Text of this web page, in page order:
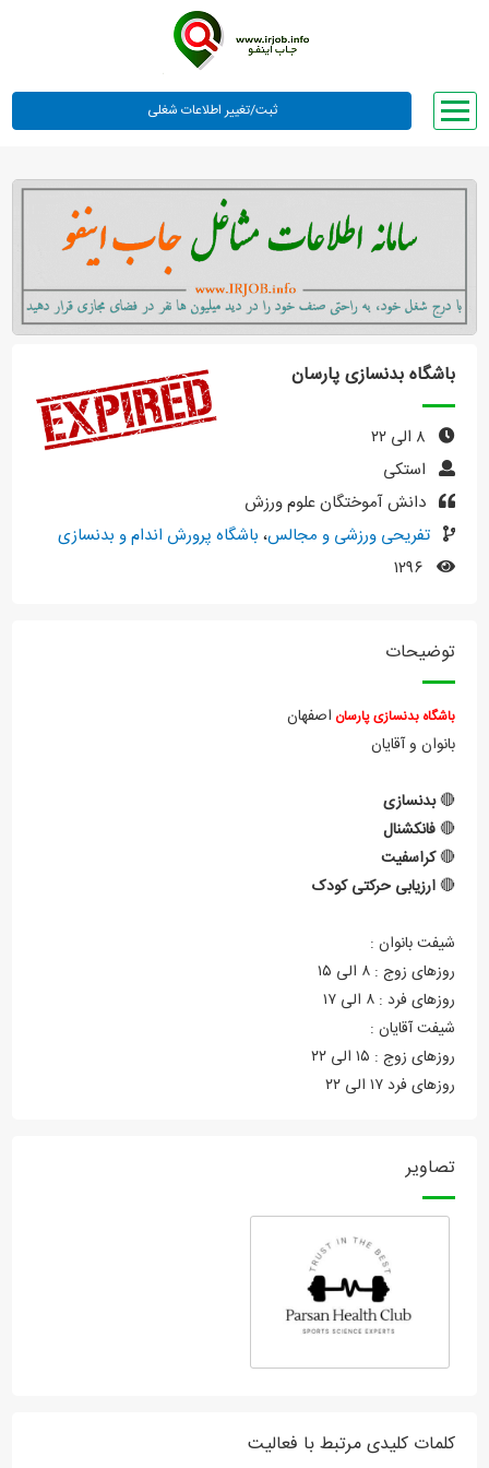
وبلاگ
معرفی ما
تعرفه ها
راهنما
ورود یا عضویت
باشگاه بدنسازی پارسان
استکی
دانش آموختگان علوم ورزش
تفریحی ورزشی و مجالس، باشگاه پرورش اندام و بدنسازی
توضیحات
باشگاه بدنسازی پارسان اصفهان
بانوان و آقایان
🔴بدنسازی
🔴فانکشنال
🔴کراسفیت
🔴ارزیابی حرکتی کودک
شیفت بانوان :
روزهای زوج : ۸ الی ۱۵
روزهای فرد : ۸ الی ۱۷
شیفت آقایان :
روزهای زوج : ۱۵ الی ۲۲
روزهای فرد ۱۷ الی ۲۲
تصاویر
کلمات کلیدی مرتبط با فعالیت